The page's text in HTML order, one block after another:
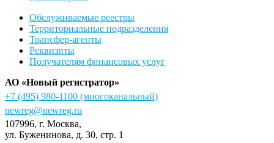
Обслуживаемые реестры
Территориальные подразделения
Трансфер-агенты
Реквизиты
Получателям финансовых услуг
АО «Новый регистратор»
+7 (495) 980-1100 (многоканальный)
newreg@newreg.ru
107996, г. Москва,
ул. Буженинова, д. 30, стр. 1